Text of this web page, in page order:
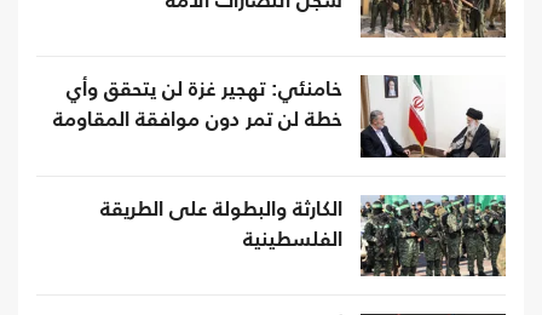
خامنئي: تهجير غزة لن يتحقق وأي
خطة لن تمر دون موافقة المقاومة
الكارثة والبطولة على الطريقة
الفلسطينية